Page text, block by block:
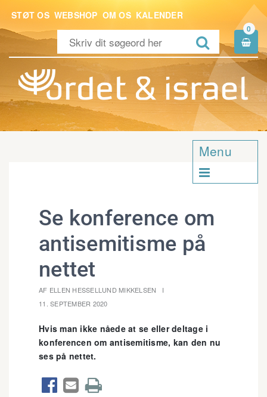
STØT OS WEBSHOP OM OS KALENDER

0

Menu

Se konference om
antisemitisme på
nettet
AF ELLEN HESSELLUND MIKKELSEN
11. SEPTEMBER 2020
Hvis man ikke nåede at se eller deltage i
konferencen om antisemitisme, kan den nu
ses på nettet.
  